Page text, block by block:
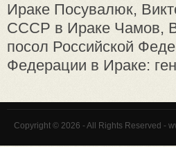
Ираке Посувалюк,
СССР в Ираке Чамов,
посол Российской
Федерации в Ираке:
Copyright © 2026 - All Rights Reserved -